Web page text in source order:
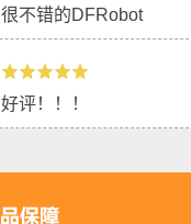
很不错的DFRobot
好评！！！